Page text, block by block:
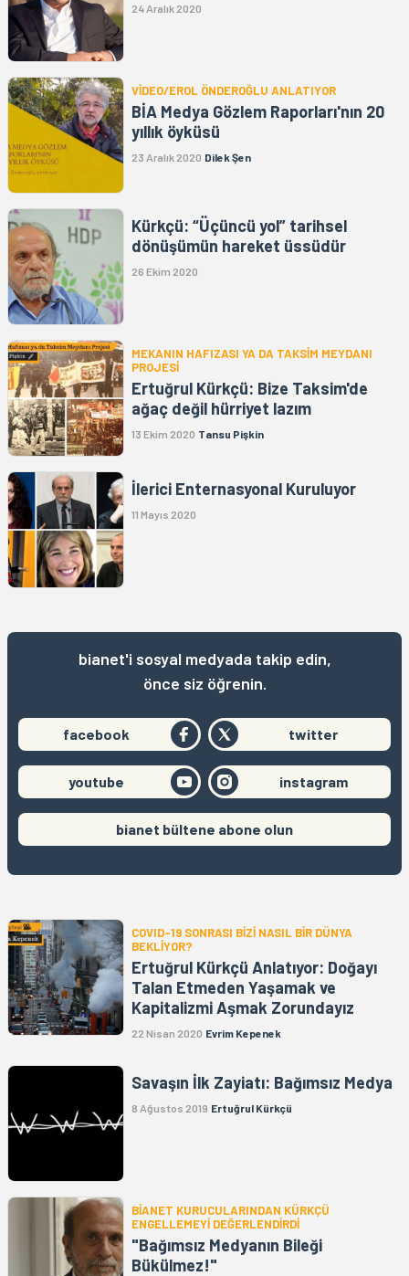
24 Aralık 2020
VİDEO/EROL ÖNDEROĞLU ANLATIYOR
BİA Medya Gözlem Raporları'nın 20
yıllık öyküsü
23 Aralık 2020 Dilek Şen
Kürkçü: “Üçüncü yol” tarihsel
dönüşümün hareket üssüdür
26 Ekim 2020
MEKANIN HAFIZASI YA DA TAKSİM MEYDANI
PROJESİ
Ertuğrul Kürkçü: Bize Taksim'de
ağaç değil hürriyet lazım
13 Ekim 2020 Tansu Pişkin
İlerici Enternasyonal Kuruluyor
11 Mayıs 2020
bianet'i sosyal medyada takip edin,
önce siz öğrenin.
facebook twitter
youtube instagram
bianet bültene abone olun
COVID-19 SONRASI BİZİ NASIL BİR DÜNYA
BEKLİYOR?
Ertuğrul Kürkçü Anlatıyor: Doğayı
Talan Etmeden Yaşamak ve
Kapitalizmi Aşmak Zorundayız
22 Nisan 2020 Evrim Kepenek
Savaşın İlk Zayiatı: Bağımsız Medya
8 Ağustos 2019 Ertuğrul Kürkçü
BİANET KURUCULARINDAN KÜRKÇÜ
ENGELLEMEYİ DEĞERLENDİRDİ
"Bağımsız Medyanın Bileği
Bükülmez!"